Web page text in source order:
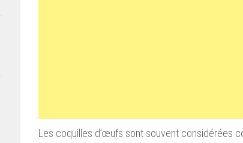
Les coquilles d’œufs sont souvent considérées